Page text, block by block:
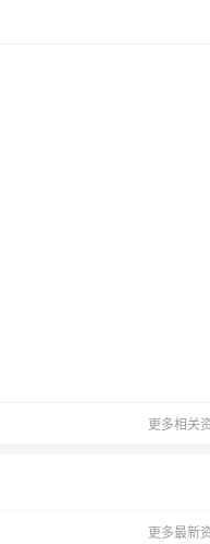
更多相关
更多最新